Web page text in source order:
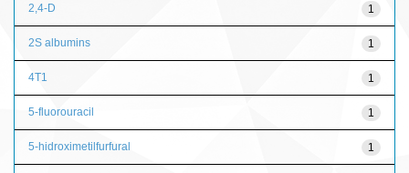
2,4-D 1
2S albumins 1
4T1 1
5-fluorouracil 1
5-hidroximetilfurfural 1